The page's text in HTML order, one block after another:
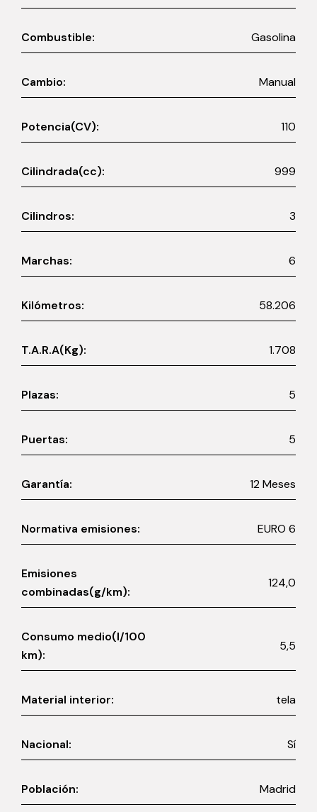
Combustible: Gasolina
Cambio: Manual
Potencia(CV): 110
Cilindrada(cc): 999
Cilindros: 3
Marchas: 6
Kilómetros: 58.206
T.A.R.A(Kg): 1.708
Plazas: 5
Puertas: 5
Garantía: 12 Meses
Normativa emisiones: EURO 6
Emisiones
combinadas(g/km):
124,0
Consumo medio(l/100
km):
5,5
Material interior: tela
Nacional: Sí
Población: Madrid